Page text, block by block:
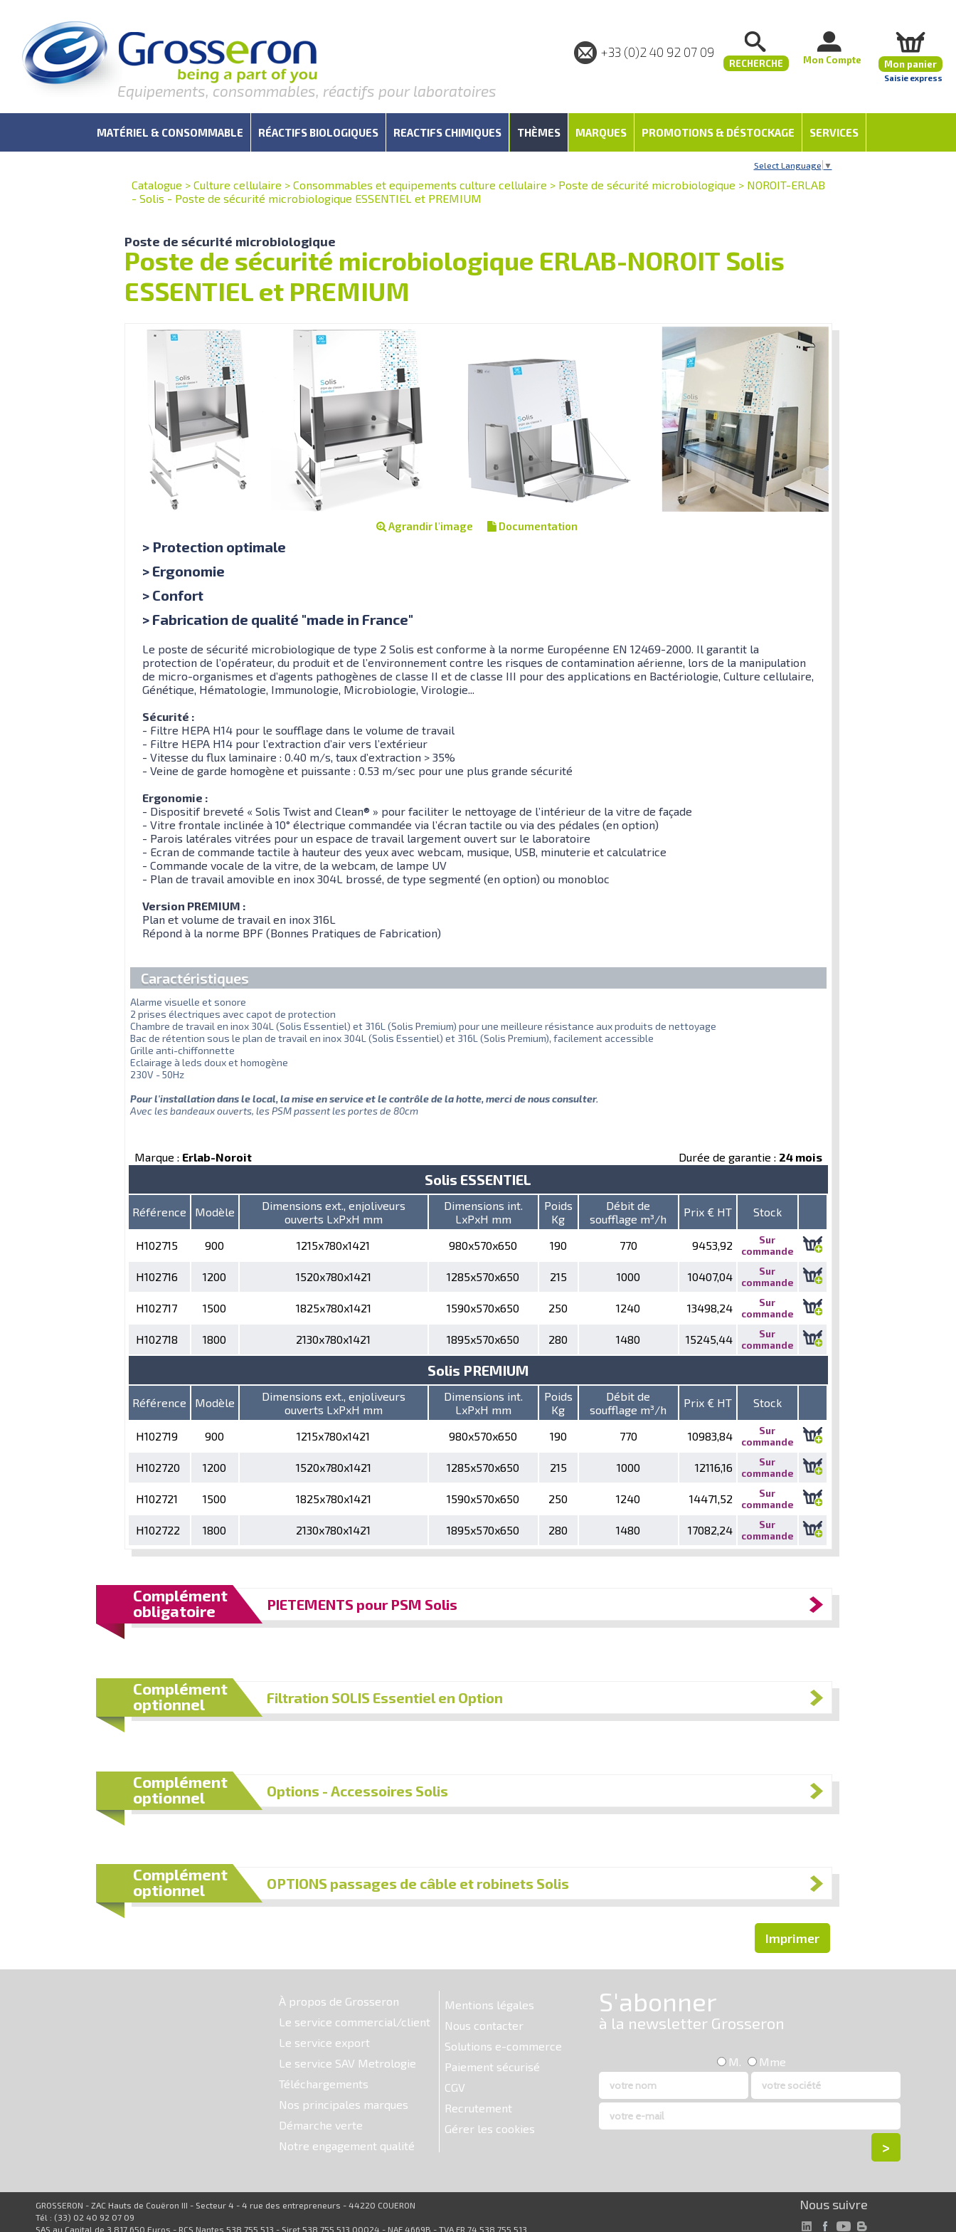
Equipements, consommables, réactifs pour laboratoires
+33 (0)2 40 92 07 09
RECHERCHE Mon Compte Mon panier
Saisie express
MATÉRIEL & CONSOMMABLE RÉACTIFS BIOLOGIQUES REACTIFS CHIMIQUES THÈMES MARQUES PROMOTIONS & DÉSTOCKAGE SERVICES
Select Language ▼
Catalogue > Culture cellulaire > Consommables et equipements culture cellulaire > Poste de sécurité microbiologique > NOROIT-ERLAB
- Solis - Poste de sécurité microbiologique ESSENTIEL et PREMIUM
Poste de sécurité microbiologique
Poste de sécurité microbiologique ERLAB-NOROIT Solis
ESSENTIEL et PREMIUM
Agrandir l'image Documentation
> Protection optimale
> Ergonomie
> Confort
> Fabrication de qualité "made in France"
Le poste de sécurité microbiologique de type 2 Solis est conforme à la norme Européenne EN 12469-2000. Il garantit la
protection de l’opérateur, du produit et de l’environnement contre les risques de contamination aérienne, lors de la manipulation
de micro-organismes et d’agents pathogènes de classe II et de classe III pour des applications en Bactériologie, Culture cellulaire,
Génétique, Hématologie, Immunologie, Microbiologie, Virologie...
Sécurité :
- Filtre HEPA H14 pour le soufflage dans le volume de travail
- Filtre HEPA H14 pour l’extraction d’air vers l’extérieur
- Vitesse du flux laminaire : 0.40 m/s, taux d’extraction > 35%
- Veine de garde homogène et puissante : 0.53 m/sec pour une plus grande sécurité
Ergonomie :
- Dispositif breveté « Solis Twist and Clean® » pour faciliter le nettoyage de l’intérieur de la vitre de façade
- Vitre frontale inclinée à 10° électrique commandée via l’écran tactile ou via des pédales (en option)
- Parois latérales vitrées pour un espace de travail largement ouvert sur le laboratoire
- Ecran de commande tactile à hauteur des yeux avec webcam, musique, USB, minuterie et calculatrice
- Commande vocale de la vitre, de la webcam, de lampe UV
- Plan de travail amovible en inox 304L brossé, de type segmenté (en option) ou monobloc
Version PREMIUM :
Plan et volume de travail en inox 316L
Répond à la norme BPF (Bonnes Pratiques de Fabrication)
Caractéristiques
Alarme visuelle et sonore
2 prises électriques avec capot de protection
Chambre de travail en inox 304L (Solis Essentiel) et 316L (Solis Premium) pour une meilleure résistance aux produits de nettoyage
Bac de rétention sous le plan de travail en inox 304L (Solis Essentiel) et 316L (Solis Premium), facilement accessible
Grille anti-chiffonnette
Eclairage à leds doux et homogène
230V - 50Hz
Pour l'installation dans le local, la mise en service et le contrôle de la hotte, merci de nous consulter.
Avec les bandeaux ouverts, les PSM passent les portes de 80cm
Marque : Erlab-Noroit Durée de garantie : 24 mois
Solis ESSENTIEL
Référence Modèle
Dimensions ext., enjoliveurs
ouverts LxPxH mm
Dimensions int.
LxPxH mm
Poids
Kg
Débit de
soufflage m³/h
Prix € HT Stock
H102715 900 1215x780x1421 980x570x650 190 770 9453,92
Sur
commande
H102716 1200 1520x780x1421 1285x570x650 215 1000 10407,04
Sur
commande
H102717 1500 1825x780x1421 1590x570x650 250 1240 13498,24
Sur
commande
H102718 1800 2130x780x1421 1895x570x650 280 1480 15245,44
Sur
commande
Solis PREMIUM
Référence Modèle
Dimensions ext., enjoliveurs
ouverts LxPxH mm
Dimensions int.
LxPxH mm
Poids
Kg
Débit de
soufflage m³/h
Prix € HT Stock
H102719 900 1215x780x1421 980x570x650 190 770 10983,84
Sur
commande
H102720 1200 1520x780x1421 1285x570x650 215 1000 12116,16
Sur
commande
H102721 1500 1825x780x1421 1590x570x650 250 1240 14471,52
Sur
commande
H102722 1800 2130x780x1421 1895x570x650 280 1480 17082,24
Sur
commande
Complément
obligatoire
PIETEMENTS pour PSM Solis
Complément
optionnel
Filtration SOLIS Essentiel en Option
Complément
optionnel
Options - Accessoires Solis
Complément
optionnel
OPTIONS passages de câble et robinets Solis
Imprimer
À propos de Grosseron
Le service commercial/client
Le service export
Le service SAV Metrologie
Téléchargements
Nos principales marques
Démarche verte
Notre engagement qualité
Mentions légales
Nous contacter
Solutions e-commerce
Paiement sécurisé
CGV
Recrutement
Gérer les cookies
GROSSERON - ZAC Hauts de Couëron III - Secteur 4 - 4 rue des entrepreneurs - 44220 COUERON
Tél : (33) 02 40 92 07 09
SAS au Capital de 3 817 650 Euros - RCS Nantes 538 755 513 - Siret 538 755 513 00024 - NAF 4669B - TVA FR 74 538 755 513
Nous suivre